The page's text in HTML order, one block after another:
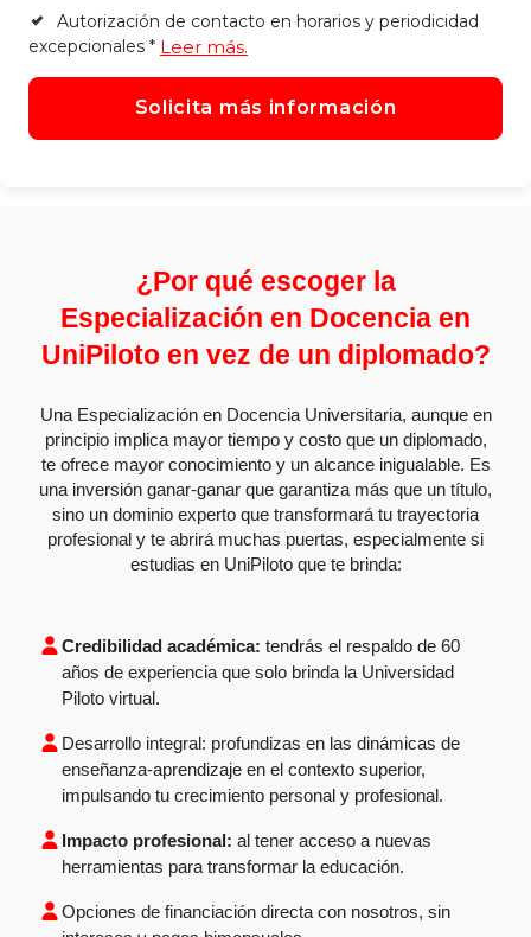
Autorización de contacto en horarios y periodicidad
excepcionales * Leer más.
Solicita más información
¿Por qué escoger la
Especialización en Docencia en
UniPiloto en vez de un diplomado?
Una Especialización en Docencia Universitaria, aunque en
principio implica mayor tiempo y costo que un diplomado,
te ofrece mayor conocimiento y un alcance inigualable. Es
una inversión ganar-ganar que garantiza más que un título,
sino un dominio experto que transformará tu trayectoria
profesional y te abrirá muchas puertas, especialmente si
estudias en UniPiloto que te brinda:
Credibilidad académica: tendrás el respaldo de 60
años de experiencia que solo brinda la Universidad
Piloto virtual.
Desarrollo integral: profundizas en las dinámicas de
enseñanza-aprendizaje en el contexto superior,
impulsando tu crecimiento personal y profesional.
Impacto profesional: al tener acceso a nuevas
herramientas para transformar la educación.
Opciones de financiación directa con nosotros, sin